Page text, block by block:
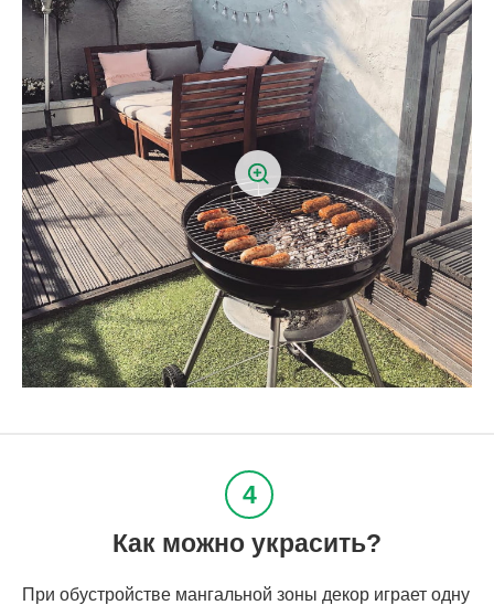
Как можно украсить?
При обустройстве мангальной зоны декор играет одну